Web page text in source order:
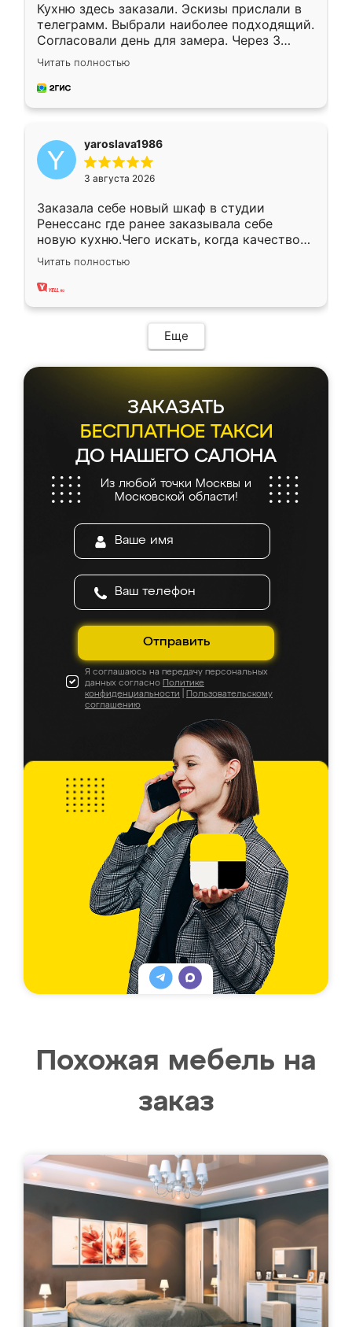
Кухню здесь заказали. Эскизы прислали в
телеграмм. Выбрали наиболее подходящий.
Согласовали день для замера. Через 3
недели кухня была уже готова. Остались
довольны работой. Спасибо Ренессанс
мебель за качественную работу!
Читать полностью
yaroslava1986
3 августа 2026
Заказала себе новый шкаф в студии
Ренессанс где ранее заказывала себе
новую кухню.Чего искать, когда качеством
вполне довольна. Служит кухня уже почти
два года, нареканий нет.
Читать полностью
Еще
ЗАКАЗАТЬ
БЕСПЛАТНОЕ ТАКСИ
ДО НАШЕГО САЛОНА
Из любой точки Москвы и
Московской области!
Отправить
Я соглашаюсь на передачу персональных
данных согласно Политике
конфиденциальности
Пользовательскому
соглашению
Похожая мебель на
заказ